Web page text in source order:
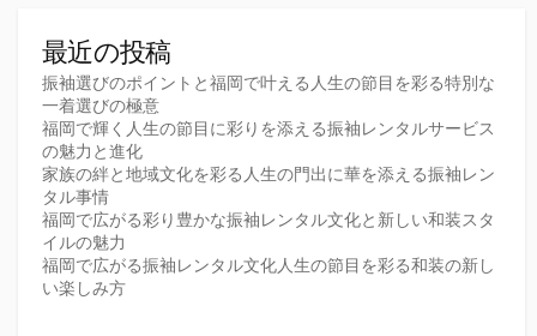
最近の投稿
振袖選びのポイントと福岡で叶える人生の節目を彩る特別な
一着選びの極意
福岡で輝く人生の節目に彩りを添える振袖レンタルサービス
の魅力と進化
家族の絆と地域文化を彩る人生の門出に華を添える振袖レン
タル事情
福岡で広がる彩り豊かな振袖レンタル文化と新しい和装スタ
イルの魅力
福岡で広がる振袖レンタル文化人生の節目を彩る和装の新し
い楽しみ方